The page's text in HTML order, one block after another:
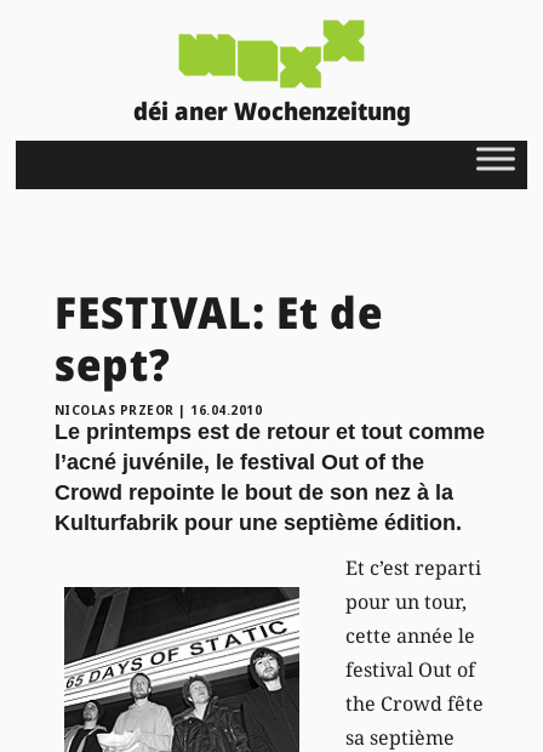
déi aner Wochenzeitung
FESTIVAL: Et de
sept?
NICOLAS PRZEOR | 16.04.2010
Le printemps est de retour et tout comme
l’acné juvénile, le festival Out of the
Crowd repointe le bout de son nez à la
Kulturfabrik pour une septième édition.
Et c’est reparti
pour un tour,
cette année le
festival Out of
the Crowd fête
sa septième